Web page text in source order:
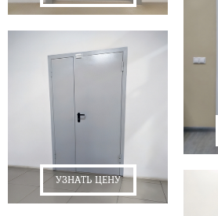
УЗНАТЬ ЦЕНУ